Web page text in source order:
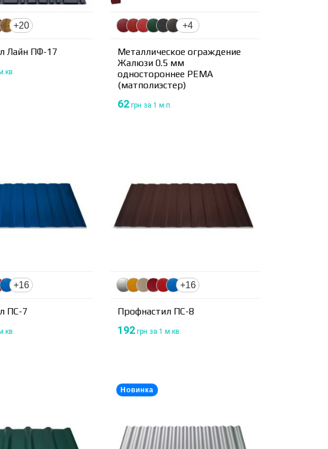
+20
Лайн ПФ-17
+4
Металлическое ограждение
Жалюзи 0.5 мм
одностороннее PEMA
(матполиэстер)
62грн за 1 м.п.
+16
ПС-7
+16
Профнастил ПС-8
192грн за 1 м.кв.
Новинка